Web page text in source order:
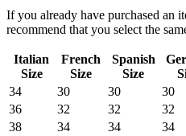
If you already have purchased an
recommend that you select the
Italian
Size
French
Size
Spanish
Size
34
30 30 30
36
32 32 32
38
34 34 34